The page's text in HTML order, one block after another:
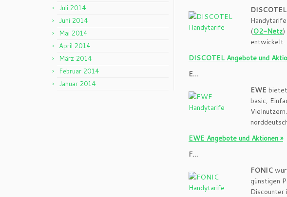
Juli 2014
Juni 2014
Mai 2014
April 2014
März 2014
Februar 2014
Januar 2014
DISCOTEL
(O2-Netz)
entwickelt.
DISCOTEL Angebote und
E…
EWE
basic,
EWE Angebote und Aktionen »
F…
FONIC
günstigen
Discounter